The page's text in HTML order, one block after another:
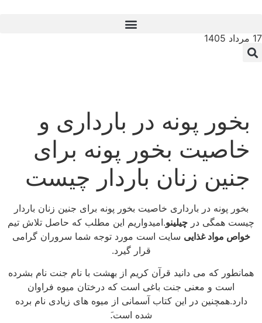
17 مرداد 1405
بخور پونه در بارداری و
خاصیت بخور پونه برای
جنین زنان باردار چیست
بخور پونه در بارداری خاصیت بخور پونه برای جنین زنان باردار
چیست همگی در چیلینو.امیدواریم این مطلب که حاصل تلاش تیم
خواص مواد غذایی سایت است مورد توجه شما سروران گرامی
قرار گیرد.
همانطور که می دانید قرآن کریم از بهشت با نام جنت نام بشرده
است و معنی جنت باغی است که درختان میوه فراوان
دارد.همچنین در این کتاب آسمانی از میوه های زیادی نام برده
شده است.َ